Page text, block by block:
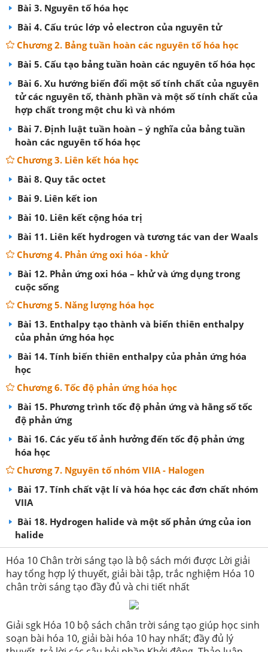
Bài 3. Nguyên tố hóa học
Bài 4. Cấu trúc lớp vỏ electron của nguyên tử
Chương 2. Bảng tuần hoàn các nguyên tố hóa học
Bài 5. Cấu tạo bảng tuần hoàn các nguyên tố hóa học
Bài 6. Xu hướng biến đổi một số tính chất của nguyên
tử các nguyên tố, thành phần và một số tính chất của
hợp chất trong một chu kì và nhóm
Bài 7. Định luật tuần hoàn – ý nghĩa của bảng tuần
hoàn các nguyên tố hóa học
Chương 3. Liên kết hóa học
Bài 8. Quy tắc octet
Bài 9. Liên kết ion
Bài 10. Liên kết cộng hóa trị
Bài 11. Liên kết hydrogen và tương tác van der Waals
Chương 4. Phản ứng oxi hóa - khử
Bài 12. Phản ứng oxi hóa – khử và ứng dụng trong
cuộc sống
Chương 5. Năng lượng hóa học
Bài 13. Enthalpy tạo thành và biến thiên enthalpy
của phản ứng hóa học
Bài 14. Tính biến thiên enthalpy của phản ứng hóa
học
Chương 6. Tốc độ phản ứng hóa học
Bài 15. Phương trình tốc độ phản ứng và hằng số tốc
độ phản ứng
Bài 16. Các yếu tố ảnh hưởng đến tốc độ phản ứng
hóa học
Chương 7. Nguyên tố nhóm VIIA - Halogen
Bài 17. Tính chất vật lí và hóa học các đơn chất nhóm
VIIA
Bài 18. Hydrogen halide và một số phản ứng của ion
halide
Hóa 10 Chân trời sáng tạo là bộ sách mới được Lời giải
hay tổng hợp lý thuyết, giải bài tập, trắc nghiệm Hóa 10
chân trời sáng tạo đầy đủ và chi tiết nhất
Giải sgk Hóa 10 bộ sách chân trời sáng tạo giúp học sinh
soạn bài hóa 10, giải bài hóa 10 hay nhất; đầy đủ lý